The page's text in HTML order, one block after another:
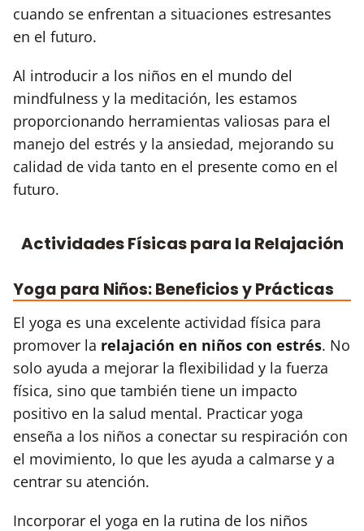
cuando se enfrentan a situaciones estresantes
en el futuro.
Al introducir a los niños en el mundo del
mindfulness y la meditación, les estamos
proporcionando herramientas valiosas para el
manejo del estrés y la ansiedad, mejorando su
calidad de vida tanto en el presente como en el
futuro.
Actividades Físicas para la Relajación
Yoga para Niños: Beneficios y Prácticas
El yoga es una excelente actividad física para
promover la relajación en niños con estrés. No
solo ayuda a mejorar la flexibilidad y la fuerza
física, sino que también tiene un impacto
positivo en la salud mental. Practicar yoga
enseña a los niños a conectar su respiración con
el movimiento, lo que les ayuda a calmarse y a
centrar su atención.
Incorporar el yoga en la rutina de los niños